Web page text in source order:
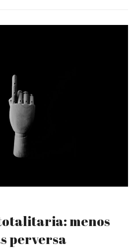
menos
perversa